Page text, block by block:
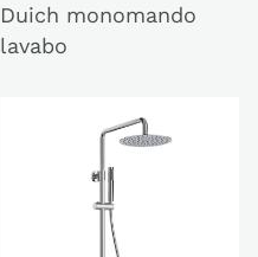
Duich monomando
lavabo